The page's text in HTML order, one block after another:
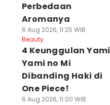
Perbedaan
Aromanya
6 Aug 2026, 11:25 WIB
Beauty
4 Keunggulan Yami
Yami no Mi
Dibanding Haki di
One Piece!
6 Aug 2026, 11:00 WIB